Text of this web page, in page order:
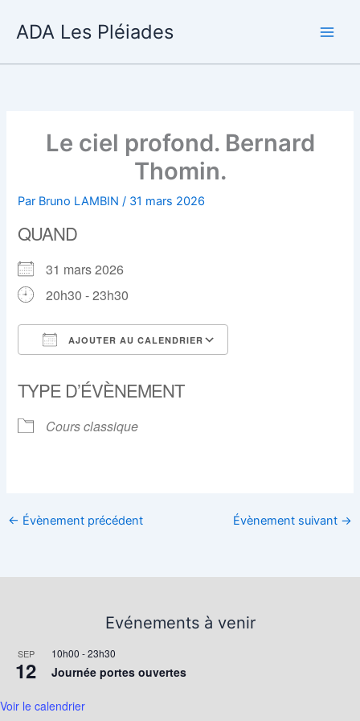
ADA Les Pléiades
Le ciel profond. Bernard
Thomin.
Par Bruno LAMBIN/ 31 mars 2026
QUAND
31 mars 2026
20h30 - 23h30
AJOUTER AU CALENDRIER
TYPE D’ÉVÈNEMENT
Cours classique
← Évènement précédent Évènement suivant →
Evénements à venir
SEP
12
10h00 -23h30
Journée portes ouvertes
Voir le calendrier